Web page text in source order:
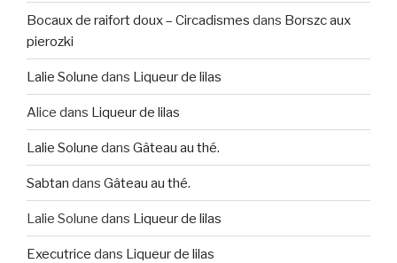
Bocaux de raifort doux – Circadismes dans Borszc aux
pierozki
Lalie Solune dans Liqueur de lilas
Alice dans Liqueur de lilas
Lalie Solune dans Gâteau au thé.
Sabtan dans Gâteau au thé.
Lalie Solune dans Liqueur de lilas
Executrice dans Liqueur de lilas